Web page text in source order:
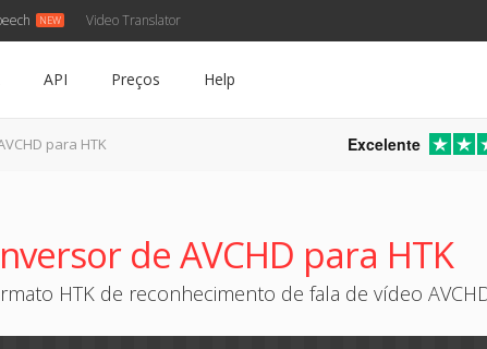
Video Translator
API Preços Help
para HTK Excelente
de AVCHD para HTK
HTK de reconhecimento de fala de vídeo